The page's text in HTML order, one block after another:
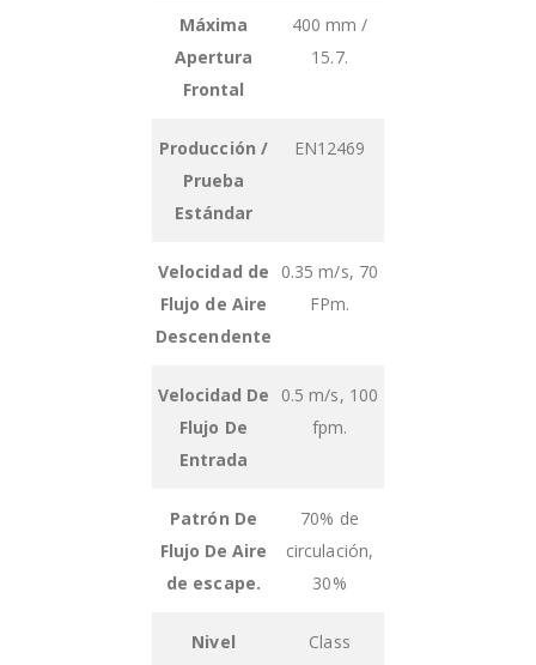
Máxima
Apertura
Frontal
400 mm /
15.7.
Producción /
Prueba
Estándar
EN12469
Velocidad de
Flujo de Aire
Descendente
0.35 m/s, 70
FPm.
Velocidad De
Flujo De
Entrada
0.5 m/s, 100
fpm.
Patrón De
Flujo De Aire
de escape.
70% de
circulación,
30%
Nivel
Class